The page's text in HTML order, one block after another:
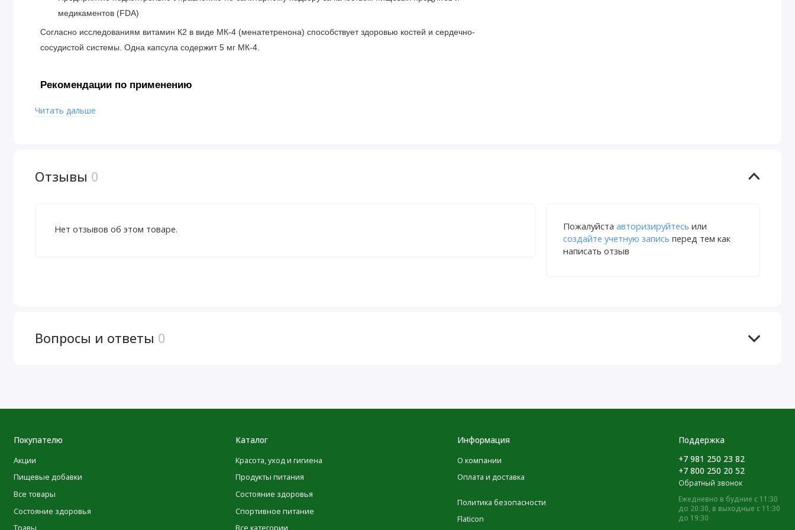
медикаментов (FDA)
Согласно исследованиям витамин К2 в виде МК-4 (менатетренона) способствует здоровью костей и сердечно-
сосудистой системы. Одна капсула содержит 5 мг МК-4.
Рекомендации по применению
Витамин К может подавлять действие антикоагулянтов, включая варфарин. Не используйте этот продукт в случае
своей продукции. Однако некоторые изменения, вносимые производителями, касающиеся упаковки или списка
исключительно для вашего удобства. Все подобные переводы будут заменены на выполненные нашими лингвистами
Посетить веб-сайт производителя
Читать дальше
Отзывы 0
Нет отзывов об этом товаре. Пожалуйста авторизируйтесь или
создайте учетную запись перед тем как
написать отзыв
Вопросы и ответы 0
Покупателю
Акции
Пищевые добавки
Все товары
Состояние здоровья
Травы
Каталог
Красота, уход и гигиена
Продукты питания
Состояние здоровья
Спортивное питание
Все категории
Информация
О компании
Оплата и доставка
Политика безопасности
Flaticon
Поддержка
+7 981 250 23 82
+7 800 250 20 52
Обратный звонок
Ежедневно в будние с 11:30
до 20:30, в выходные с 11:30
до 19:30